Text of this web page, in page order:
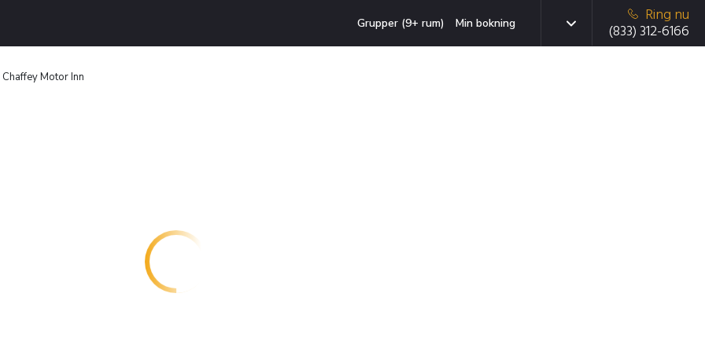
Grupper (9+ rum) Min bokning
Ring nu
(833) 312-6166
Motor Inn